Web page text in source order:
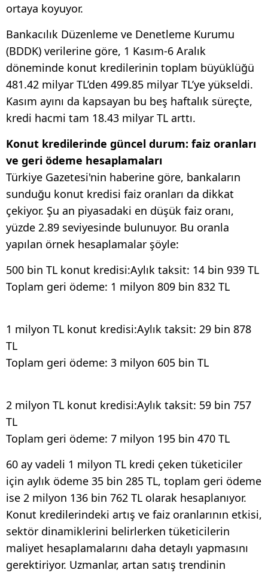
ortaya koyuyor.
Bankacılık Düzenleme ve Denetleme Kurumu
(BDDK) verilerine göre, 1 Kasım-6 Aralık
döneminde konut kredilerinin toplam büyüklüğü
481.42 milyar TL’den 499.85 milyar TL’ye yükseldi.
Kasım ayını da kapsayan bu beş haftalık süreçte,
kredi hacmi tam 18.43 milyar TL arttı.
Konut kredilerinde güncel durum: faiz oranları
ve geri ödeme hesaplamaları
Türkiye Gazetesi'nin haberine göre, bankaların
sunduğu konut kredisi faiz oranları da dikkat
çekiyor. Şu an piyasadaki en düşük faiz oranı,
yüzde 2.89 seviyesinde bulunuyor. Bu oranla
yapılan örnek hesaplamalar şöyle:
500 bin TL konut kredisi:Aylık taksit: 14 bin 939 TL
Toplam geri ödeme: 1 milyon 809 bin 832 TL
1 milyon TL konut kredisi:Aylık taksit: 29 bin 878
TL
Toplam geri ödeme: 3 milyon 605 bin TL
2 milyon TL konut kredisi:Aylık taksit: 59 bin 757
TL
Toplam geri ödeme: 7 milyon 195 bin 470 TL
60 ay vadeli 1 milyon TL kredi çeken tüketiciler
için aylık ödeme 35 bin 285 TL, toplam geri ödeme
ise 2 milyon 136 bin 762 TL olarak hesaplanıyor.
Konut kredilerindeki artış ve faiz oranlarının etkisi,
sektör dinamiklerini belirlerken tüketicilerin
maliyet hesaplamalarını daha detaylı yapmasını
gerektiriyor. Uzmanlar, artan satış trendinin